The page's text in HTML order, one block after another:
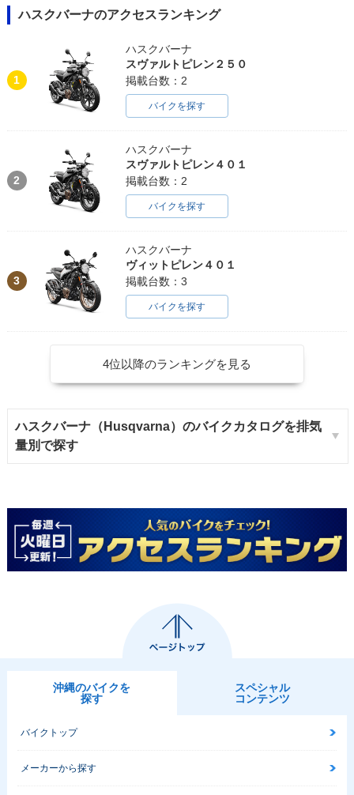
ハスクバーナのアクセスランキング
1
ハスクバーナ
スヴァルトピレン２５０
掲載台数：2
バイクを探す
2
ハスクバーナ
スヴァルトピレン４０１
掲載台数：2
バイクを探す
3
ハスクバーナ
ヴィットピレン４０１
掲載台数：3
バイクを探す
4位以降のランキングを見る
ハスクバーナ（Husqvarna）のバイクカタログを排気
量別で探す
沖縄のバイクを
探す
スペシャル
コンテンツ
バイクトップ
メーカーから探す